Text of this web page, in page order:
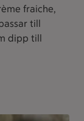
fraiche,
till
dipp till